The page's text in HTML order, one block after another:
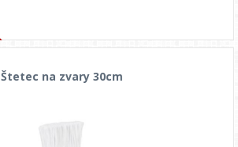
Štetec na zvary 30cm